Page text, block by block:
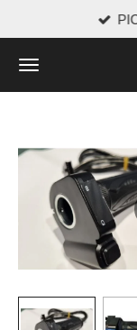
naar
de